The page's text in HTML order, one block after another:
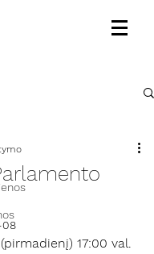
08
17:00 val.